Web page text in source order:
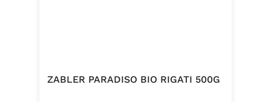
ZABLER PARADISO BIO RIGATI 500G